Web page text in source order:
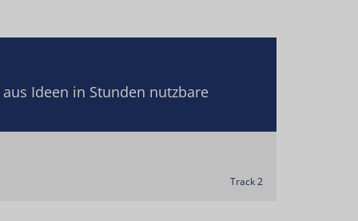
Ideen in Stunden nutzbare
Track 2